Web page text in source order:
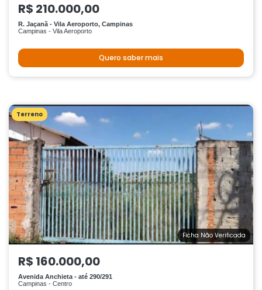
R$ 210.000,00
R. Jaçanã - Vila Aeroporto, Campinas
Campinas - Vila Aeroporto
Quero saber mais
Terreno
Ficha Não Verificada
R$ 160.000,00
Avenida Anchieta - até 290/291
Campinas - Centro